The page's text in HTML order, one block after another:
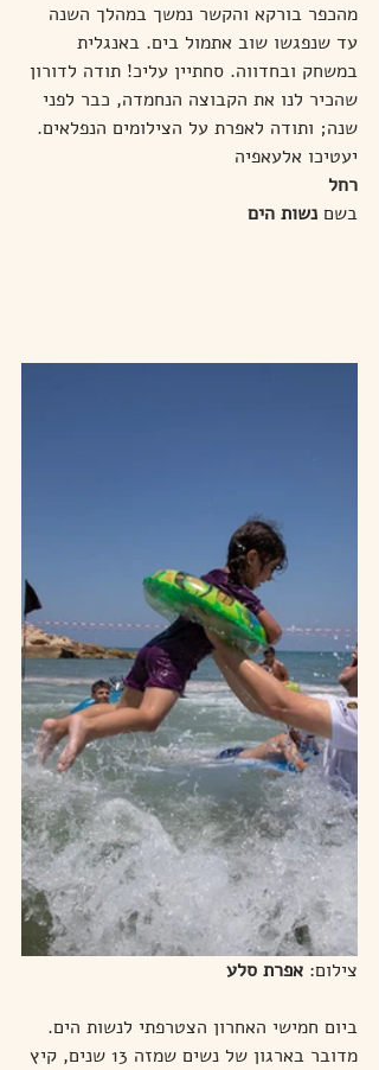
מהכפר בורקא והקשר נמשך במהלך השנה
עד שנפגשו שוב אתמול בים. באנגלית
במשחק ובחדווה. סחתיין עליכ! תודה לדורון
שהכיר לנו את הקבוצה הנחמדה, כבר לפני
שנה; ותודה לאפרת על הצילומים הנפלאים.
יעטיכו אלעאפיה
רחל
בשם נשות הים
צילום: אפרת סלע
ביום חמישי האחרון הצטרפתי לנשות הים.
מדובר בארגון של נשים שמזה 13 שנים, קיץ